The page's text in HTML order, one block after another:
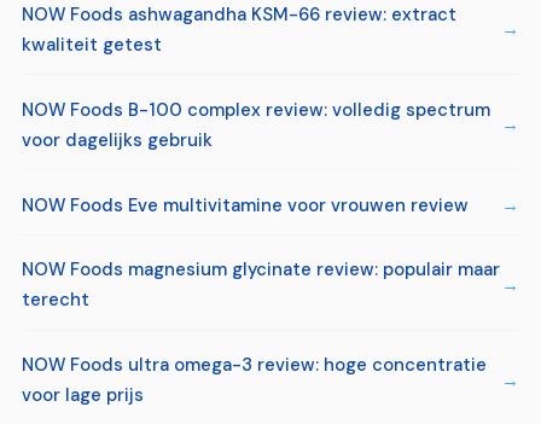
NOW Foods ashwagandha KSM-66 review: extract
kwaliteit getest
NOW Foods B-100 complex review: volledig spectrum
voor dagelijks gebruik
NOW Foods Eve multivitamine voor vrouwen review
NOW Foods magnesium glycinate review: populair maar
terecht
NOW Foods ultra omega-3 review: hoge concentratie
voor lage prijs